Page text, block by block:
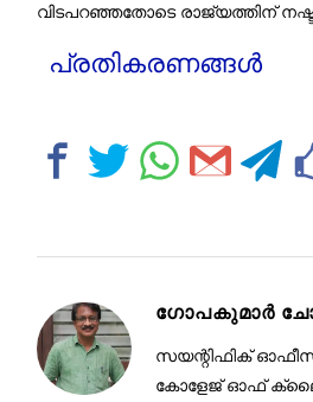
വിടപറഞ്ഞതോടെ രാജ്യത്തിന്
പ്രതികരണങ്ങൾ
ഗോപകുമാർ
സയന്റിഫിക്
കോളേജ് ഓഫ്